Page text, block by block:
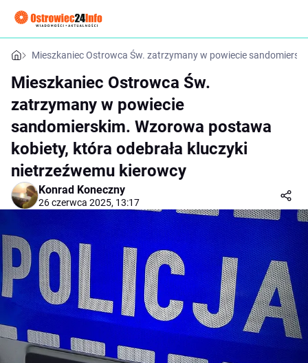
Mieszkaniec Ostrowca Św. zatrzymany w powiecie
Mieszkaniec Ostrowca Św.
zatrzymany w powiecie
sandomierskim. Wzorowa postawa
kobiety, która odebrała kluczyki
nietrzeźwemu kierowcy
Konrad Koneczny
26 czerwca 2025, 13:17